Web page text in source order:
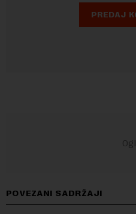
POVEZANI SADRŽAJI